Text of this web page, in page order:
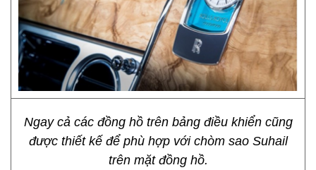
Ngay cả các đồng hồ trên bảng điều khiển cũng
được thiết kế để phù hợp với chòm sao Suhail
trên mặt đồng hồ.